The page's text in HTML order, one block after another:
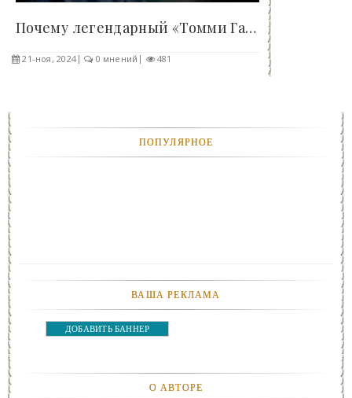
Почему легендарный «Томми Ган» был плохим оружием..
21-ноя, 2024 0 мнений 481
ПОПУЛЯРНОЕ
ВАША РЕКЛАМА
ДОБАВИТЬ БАННЕР
О АВТОРЕ